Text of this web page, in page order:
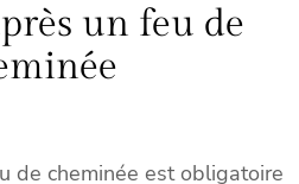
un feu de
de cheminée est obligatoire